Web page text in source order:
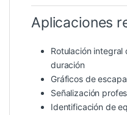
Aplicaciones
Rotulación
duración
Gráficos de
Señalización
Identificación de